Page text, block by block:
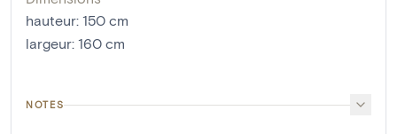
hauteur: 150 cm
largeur: 160 cm
NOTES